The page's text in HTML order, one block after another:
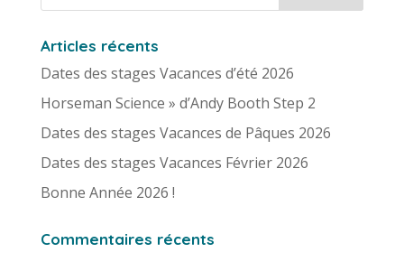
Articles récents
Dates des stages Vacances d’été 2026
Horseman Science » d’Andy Booth Step 2
Dates des stages Vacances de Pâques 2026
Dates des stages Vacances Février 2026
Bonne Année 2026 !
Commentaires récents